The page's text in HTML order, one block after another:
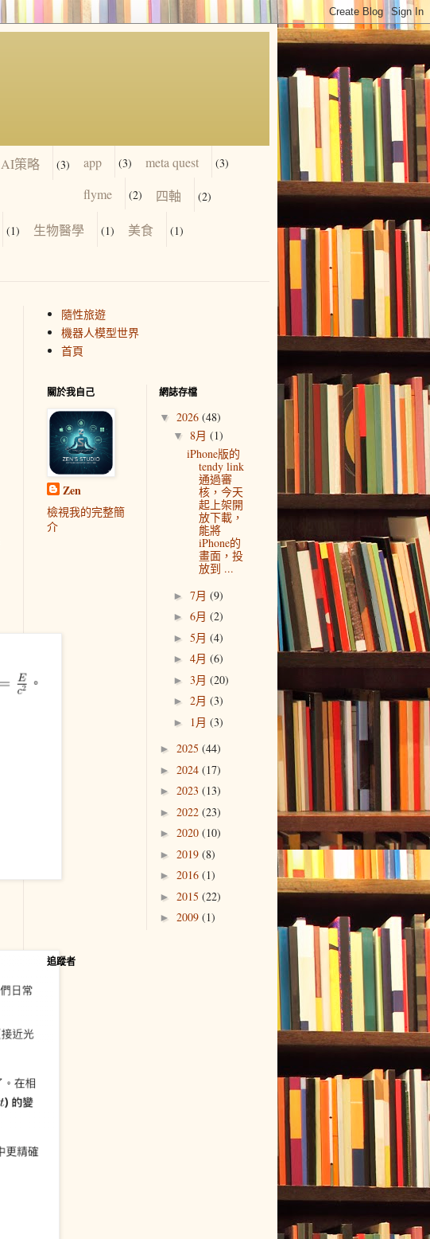
AI策略 (3) app (3) meta quest (3)
flyme (2) 四軸 (2)
(1) 生物醫學 (1) 美食 (1)
隨性旅遊
機器人模型世界
首頁
關於我自己
Zen
檢視我的完整簡
介
網誌存檔
▼ 2026 (48)
▼ 8月 (1)
iPhone版的
tendy link
通過審
核，今天
起上架開
放下載，
能將
iPhone的
畫面，投
放到 ...
► 7月 (9)
► 6月 (2)
► 5月 (4)
► 4月 (6)
► 3月 (20)
► 2月 (3)
► 1月 (3)
► 2025 (44)
► 2024 (17)
► 2023 (13)
► 2022 (23)
► 2020 (10)
► 2019 (8)
► 2016 (1)
► 2015 (22)
► 2009 (1)
追蹤者